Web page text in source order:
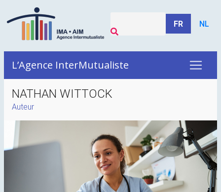
FR NL
L’Agence InterMutualiste
NATHAN WITTOCK
Auteur